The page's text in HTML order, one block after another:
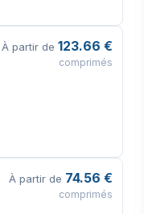
À partir de 123.66 €
comprimés
À partir de 74.56 €
comprimés